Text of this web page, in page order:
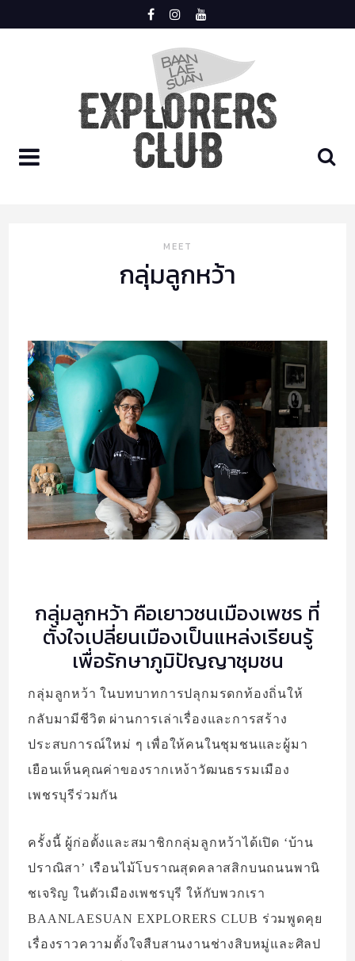
VISIT
MAKE
CLUB’S CHOICE
SOLO EXHIBITION
ABOUT US
MEET
กลุ่มลูกหว้า
กลุ่มลูกหว้า คือเยาวชนเมืองเพชร ที่
ตั้งใจเปลี่ยนเมืองเป็นแหล่งเรียนรู้
เพื่อรักษาภูมิปัญญาชุมชน
กลุ่มลูกหว้า ในบทบาทการปลุกมรดกท้องถิ่นให้
กลับมามีชีวิต ผ่านการเล่าเรื่องและการสร้าง
ประสบการณ์ใหม่ ๆ เพื่อให้คนในชุมชนและผู้มา
เยือนเห็นคุณค่าของรากเหง้าวัฒนธรรมเมือง
เพชรบุรีร่วมกัน
ครั้งนี้ ผู้ก่อตั้งและสมาชิกกลุ่มลูกหว้าได้เปิด ‘บ้าน
ปราณิสา’ เรือนไม้โบราณสุดคลาสสิกบนถนนพานิ
ชเจริญ ในตัวเมืองเพชรบุรี ให้กับพวกเรา
BAANLAESUAN EXPLORERS CLUB ร่วมพูดคุย
เรื่องราวความตั้งใจสืบสานงานช่างสิบหมู่และศิลป